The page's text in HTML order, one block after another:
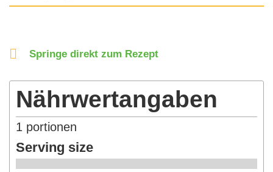
Springe direkt zum Rezept
Nährwertangaben
1 portionen
Serving size